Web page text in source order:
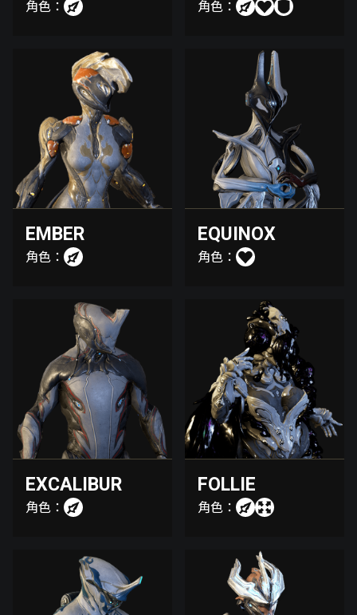
角色： 角色：
EMBER
角色：
EQUINOX
角色：
EXCALIBUR
角色：
FOLLIE
角色：